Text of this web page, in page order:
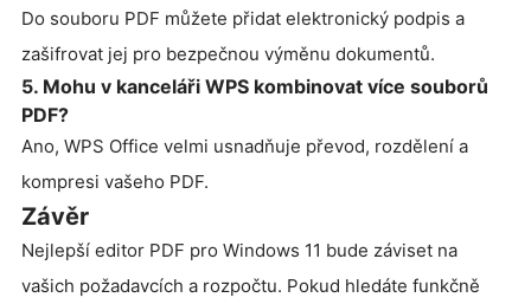
Do souboru PDF můžete přidat elektronický podpis a
zašifrovat jej pro bezpečnou výměnu dokumentů.
5. Mohu v kanceláři WPS kombinovat více souborů
PDF?
Ano, WPS Office velmi usnadňuje převod, rozdělení a
kompresi vašeho PDF.
Závěr
Nejlepší editor PDF pro Windows 11 bude záviset na
vašich požadavcích a rozpočtu. Pokud hledáte funkčně